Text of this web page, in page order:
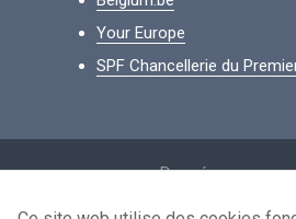
Your Europe
SPF Chancellerie du
Données
Conditions de